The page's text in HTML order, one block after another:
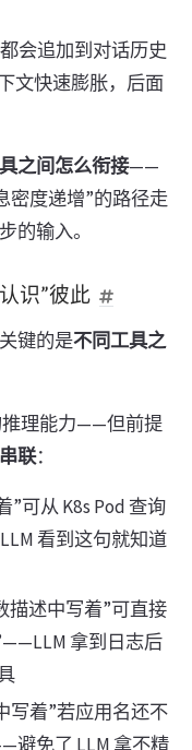
会追加到对话历史
文快速膨胀，后面
之间怎么衔接——
密度递增”的路径走
的输入。
识”彼此
键的是不同工具之
推理能力——但前提
联：
”可从 K8s Pod 查询
看到这句就知道
描述中写着”可直接
拿到日志后
写着”若应用名还不
避免了 LLM 拿不精